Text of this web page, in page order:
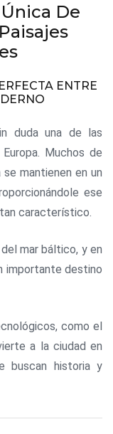
De
ENTRE
duda una de las
Muchos de
mantienen en un
ese
característico.
mar báltico, y en
importante destino
como el
a la ciudad en
buscan historia y